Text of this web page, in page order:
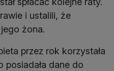
i ustalili, że
żona.
przez rok korzystała
posiadała dane do